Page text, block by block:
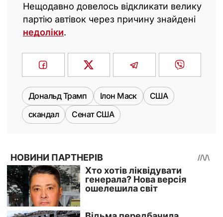
Нещодавно довелось відкликати велику
партію автівок через причину знайдені
недоліки.
Дональд Трамп Ілон Маск
США
скандал
Сенат США